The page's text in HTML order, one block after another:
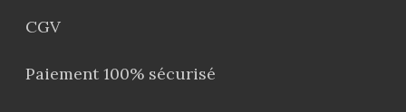
CGV
Paiement 100% sécurisé